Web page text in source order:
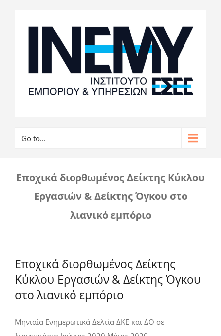
Go to...
Εποχικά διορθωμένος Δείκτης Κύκλου
Εργασιών & Δείκτης Όγκου στο
λιανικό εμπόριο
Εποχικά διορθωμένος Δείκτης
Κύκλου Εργασιών & Δείκτης Όγκου
στο λιανικό εμπόριο
Μηνιαία Ενημερωτικά Δελτία ΔΚΕ και ΔΟ σε